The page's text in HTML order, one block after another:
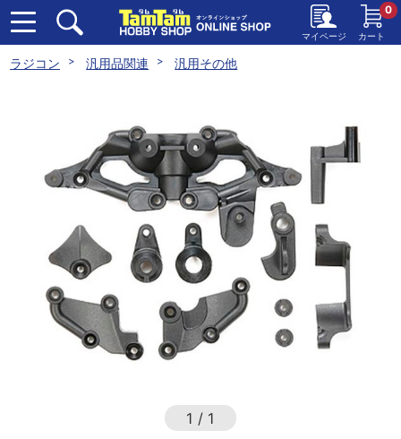
マイページ カート
0
ラジコン 汎用品関連 汎用その他
1 / 1